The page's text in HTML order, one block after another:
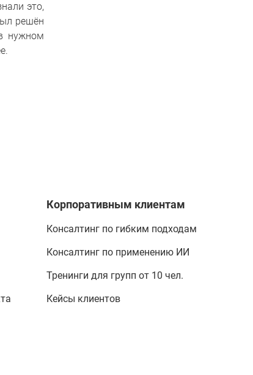
это,
решён
нужном
Корпоративным клиентам
Консалтинг по гибким подходам
Консалтинг по применению ИИ
Тренинги для групп от 10 чел.
Кейсы клиентов